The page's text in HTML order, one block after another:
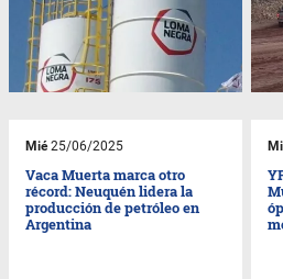
Mié25/06/2025
Vaca Muerta marca otro
récord: Neuquén lidera la
producción de petróleo en
Argentina